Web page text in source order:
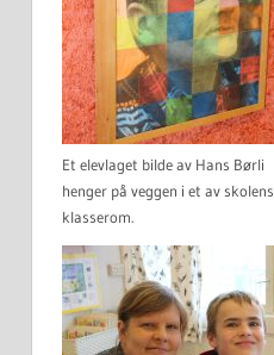
Et elevlaget bilde av Hans Børli
henger på veggen i et av skolens
klasserom.